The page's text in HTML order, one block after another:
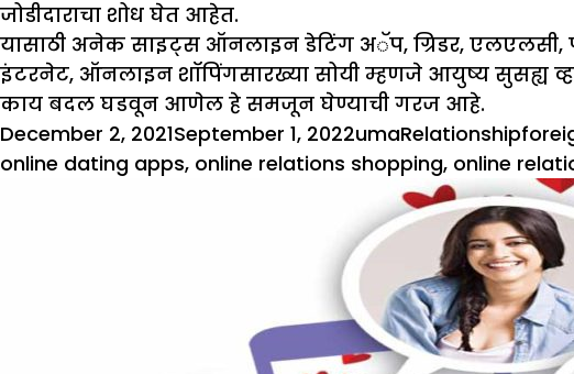
जोडीदाराचा शोध घेत आहेत.
यासाठी अनेक साइट्स ऑनलाइन डेटिंग अॅप, ग्रिडर, एलएलसी,
इंटरनेट, ऑनलाइन शॉपिंगसारख्या सोयी म्हणजे आयुष्य सुसह्य
काय बदल घडवून आणेल हे समजून घेण्याची गरज आहे.
Posted
on
December 2, 2021September 1, 2022Author
umaCategories
RelationshipTags
online dating apps, online relations shopping, online